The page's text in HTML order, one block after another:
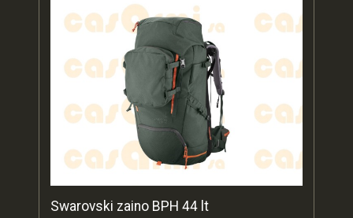
Swarovski zaino BPH 44 lt